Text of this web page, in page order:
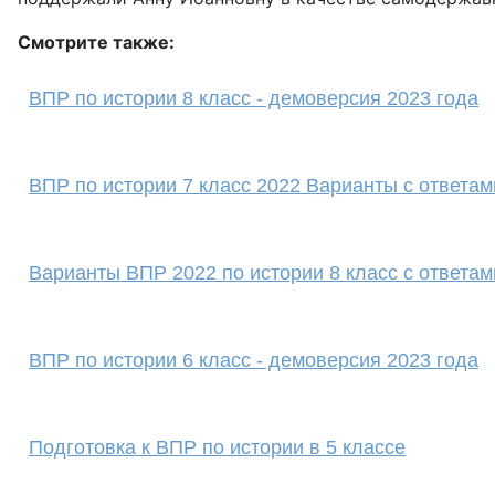
Смотрите также:
ВПР по истории 8 класс - демоверсия 2023 года
ВПР по истории 7 класс 2022 Варианты с
Варианты ВПР 2022 по истории 8 класс с
ВПР по истории 6 класс - демоверсия 2023 года
Подготовка к ВПР по истории в 5 классе